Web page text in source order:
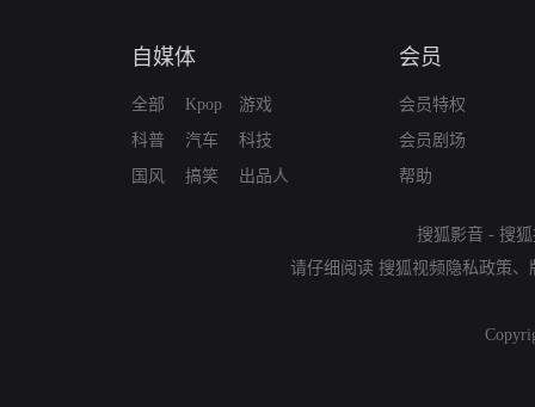
自媒体
全部
科普
国风
Kpop
汽车
搞笑
游戏
科技
出品人
会员
会员特权
会员剧场
帮助
搜狐影音 - 搜
请仔细阅读 搜狐视频隐私政策、